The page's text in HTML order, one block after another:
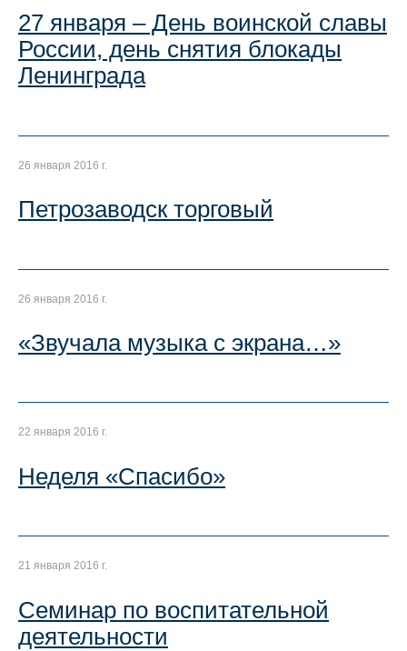
27 января – День воинской славы
России, день снятия блокады
Ленинграда
26 января 2016 г.
Петрозаводск торговый
26 января 2016 г.
«Звучала музыка с экрана…»
22 января 2016 г.
Неделя «Спасибо»
21 января 2016 г.
Семинар по воспитательной
деятельности